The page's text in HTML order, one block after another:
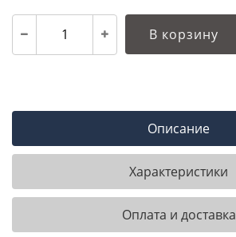
В корзину
Описание
Характеристики
Оплата и доставка